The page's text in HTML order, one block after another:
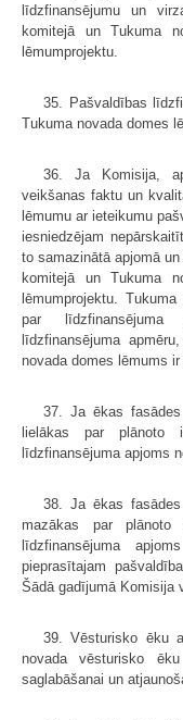
līdzfinansējumu un
komitejā un Tukuma
lēmumprojektu.
35. Pašvaldības
Tukuma novada domes
36. Ja Komisija,
veikšanas faktu un
lēmumu ar ieteikumu
iesniedzējam
to samazinātā apjomā
komitejā un Tukuma
lēmumprojektu.
par
līdzfinansējuma
novada domes lēmums
37. Ja ēkas
lielākas par plānoto
līdzfinansējuma apjoms
38. Ja ēkas
mazākas par plānoto
līdzfinansējuma
pieprasītajam
Šādā gadījumā Komisija
39. Vēsturisko ēku
novada vēsturisko
saglabāšanai un